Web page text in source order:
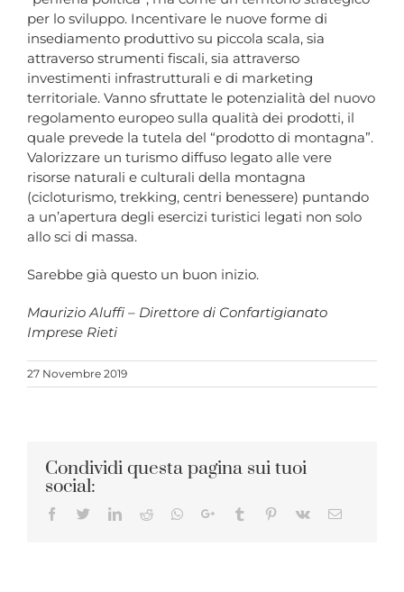
per lo sviluppo. Incentivare le nuove forme di
insediamento produttivo su piccola scala, sia
attraverso strumenti fiscali, sia attraverso
investimenti infrastrutturali e di marketing
territoriale. Vanno sfruttate le potenzialità del nuovo
regolamento europeo sulla qualità dei prodotti, il
quale prevede la tutela del “prodotto di montagna”.
Valorizzare un turismo diffuso legato alle vere
risorse naturali e culturali della montagna
(cicloturismo, trekking, centri benessere) puntando
a un’apertura degli esercizi turistici legati non solo
allo sci di massa.
Sarebbe già questo un buon inizio.
Maurizio Aluffi – Direttore di Confartigianato
Imprese Rieti
27 Novembre 2019
Condividi questa pagina sui tuoi
social:
Facebook
TwitterLinkedIn
RedditWhatsapp
Google+Tumblr Pinterest
Vk Email